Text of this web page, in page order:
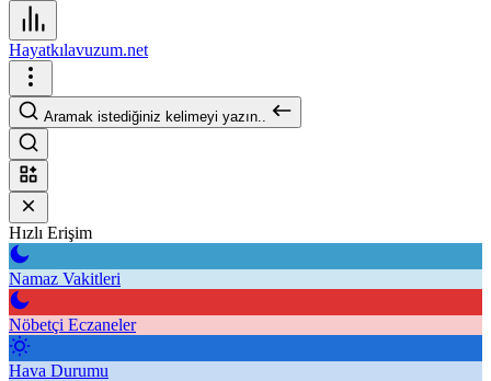
Hayatkılavuzum.net
Aramak istediğiniz kelimeyi yazın..
Hızlı Erişim
Namaz Vakitleri
Nöbetçi Eczaneler
Hava Durumu